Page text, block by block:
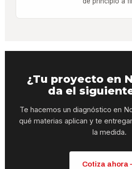
¿Tu proyecto en
da el
Te hacemos un diagnóstico en
qué materias aplican y te
la medida.
Cotiza ahora